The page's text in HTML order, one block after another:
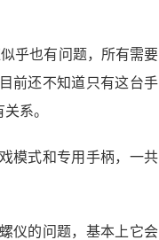
乎也有问题，所有需要
前还不知道只有这台手
系。
模式和专用手柄，一共
仪的问题，基本上它会